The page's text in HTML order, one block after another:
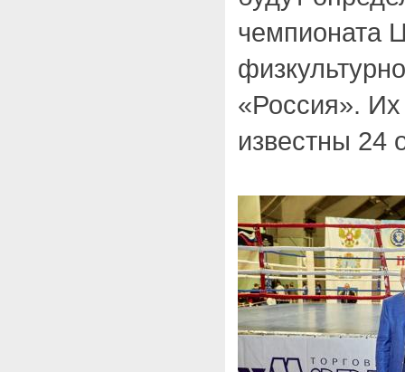
чемпионата
«Россия».
известны 24